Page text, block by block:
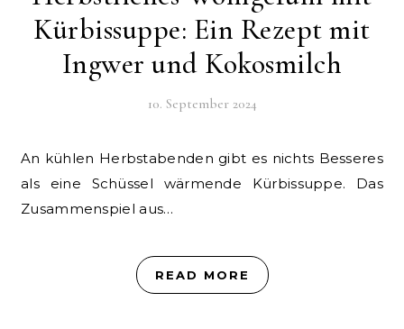
Kürbissuppe: Ein Rezept mit
Ingwer und Kokosmilch
10. September 2024
An kühlen Herbstabenden gibt es nichts Besseres
als eine Schüssel wärmende Kürbissuppe. Das
Zusammenspiel aus…
READ MORE